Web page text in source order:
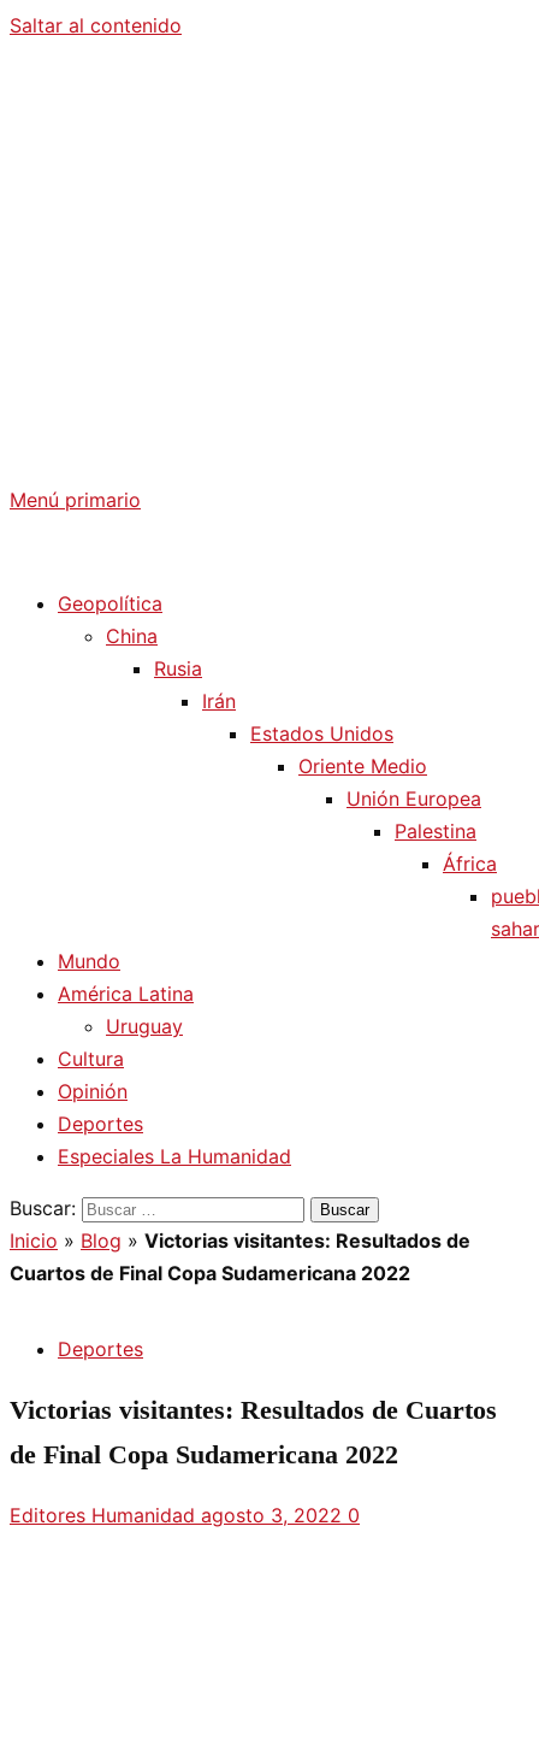
Saltar al contenido
Menú primario
Geopolítica
China
Rusia
Irán
Estados Unidos
Oriente Medio
Unión Europea
Palestina
África
Mundo
América Latina
Uruguay
Cultura
Opinión
Deportes
Especiales La Humanidad
Buscar:
Inicio » Blog » Victorias visitantes: Resultados de
Cuartos de Final Copa Sudamericana 2022
Deportes
Victorias visitantes: Resultados de Cuartos
de Final Copa Sudamericana 2022
Editores Humanidad agosto 3, 2022 0